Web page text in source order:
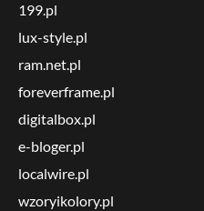
199.pl
lux-style.pl
ram.net.pl
foreverframe.pl
digitalbox.pl
e-bloger.pl
localwire.pl
wzoryikolory.pl